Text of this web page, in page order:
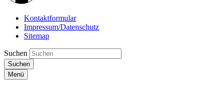
Kontaktformular
Impressum/Datenschutz
Sitemap
Suchen
Suchen
Menü